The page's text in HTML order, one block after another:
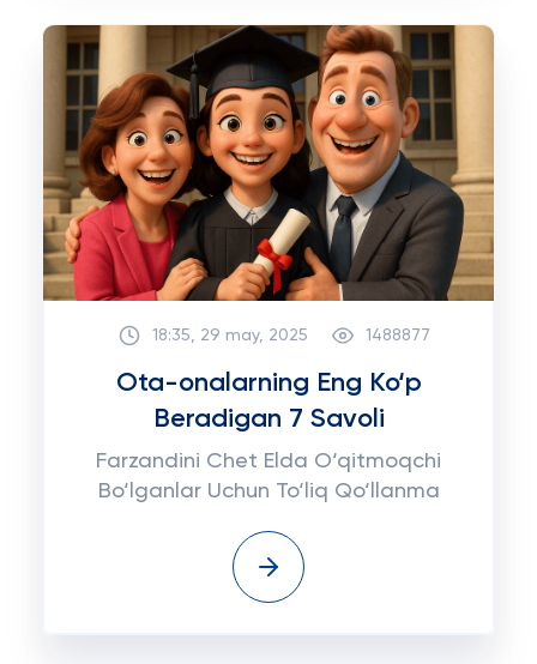
18:35, 29 may, 2025 1488877
Ota-onalarning Eng Ko‘p
Beradigan 7 Savoli
Farzandini Chet Elda O‘qitmoqchi
Bo‘lganlar Uchun To‘liq Qo‘llanma